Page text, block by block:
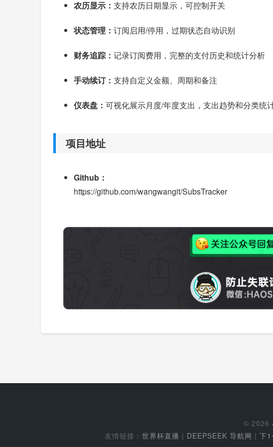
农历显示： 支持农历日期显示，可控制开关
状态管理： 订阅启用/停用，过期状态自动识别
财务追踪： 记录订阅费用，完整的支付历史和统计分析
手动续订： 支持自定义金额、周期和备注
仪表盘： 可视化展示月度/年度支出，支出趋势和分类统
项目地址
Github：
https://github.com/wangwangit/SubsTracker
© 2026
友情链接： 世界杯直播 | DEEPSEEK 导航网 | 下1